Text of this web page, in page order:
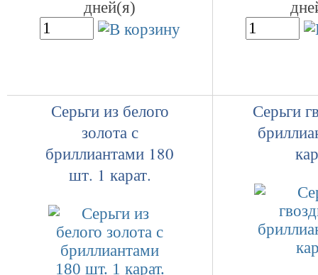
дней(я)
Серьги из белого
золота с
бриллиантами 180
шт. 1 карат.
Серьги